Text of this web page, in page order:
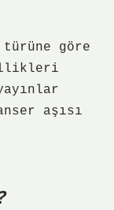
göre
aşısı